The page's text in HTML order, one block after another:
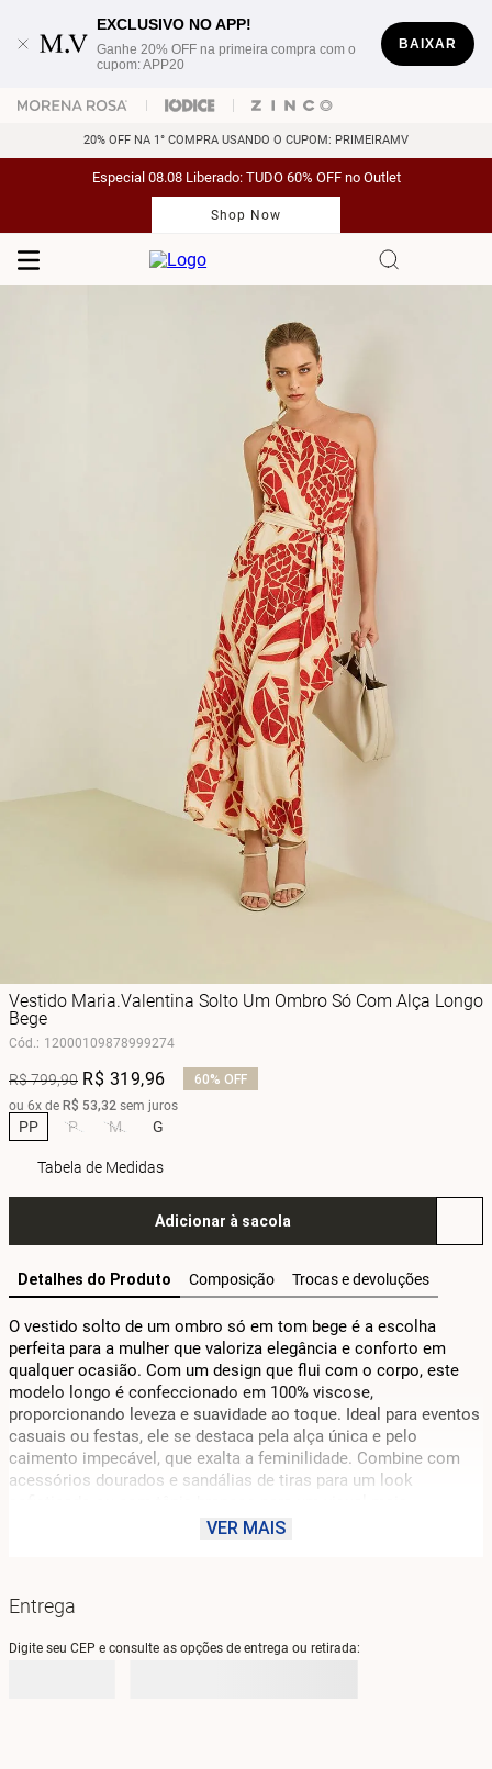
EXCLUSIVO NO APP!
Ganhe 20% OFF na primeira compra com o
cupom: APP20
BAIXAR
20% OFF NA 1° COMPRA USANDO O CUPOM: PRIMEIRAMV
Especial 08.08 Liberado: TUDO 60% OFF no Outlet
Shop Now
Vestido Maria.Valentina Solto Um Ombro Só Com Alça Longo
Bege
Cód.: 12000109878999274
R$799,90 R$ 319,96 60% OFF
ou 6x de R$ 53,32 sem juros
PP P M G
Tabela de Medidas
Adicionar à sacola
Detalhes do Produto Composição Trocas e devoluções
O vestido solto de um ombro só em tom bege é a escolha
perfeita para a mulher que valoriza elegância e conforto em
qualquer ocasião. Com um design que flui com o corpo, este
modelo longo é confeccionado em 100% viscose,
proporcionando leveza e suavidade ao toque. Ideal para eventos
casuais ou festas, ele se destaca pela alça única e pelo
caimento impecável, que exalta a feminilidade. Combine com
acessórios dourados e sandálias de tiras para um look
descontraído. Este vestido é uma peça-chave que permite
VER MAIS
Entrega
Digite seu CEP e consulte as opções de entrega ou retirada: